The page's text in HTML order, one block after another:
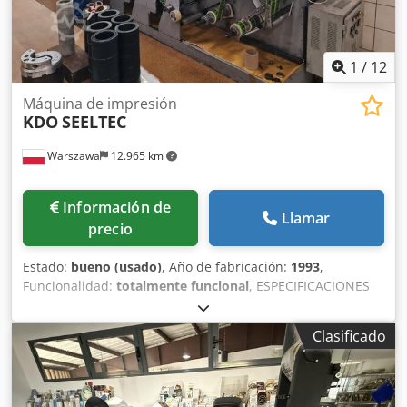
de diseños de títulos (adaptada posteriormente) Equipo
eléctrico • Dispositivo para mantener una temperatura
adecuada para los componentes electrónicos en los
armarios de control Equipo neumático • Sistema
neumático para el funcionamiento de la máquina
1 / 12
Warszawa 12.965 km
Máquina de impresión
KDOSEELTEC
Información de
precio
Llamar
Estado: bueno (usado), Año de fabricación: 1993,
Funcionalidad: totalmente funcional, ESPECIFICACIONES
Máquina flexográfica KDO de fabricación inglesa – 6
estaciones. -Anchura máxima de banda imprimible: 260
mm; 10,5” -Diámetro máximo de desbobinado: 304 mm;
12” -Diámetro mínimo de desbobinado: 152 mm; 6” -Ajuste
transversal: o 9 mm en parada de máquina. o 3 mm en
funcionamiento de la máquina. -Desbobinado: o eje de Ø
Clasificado